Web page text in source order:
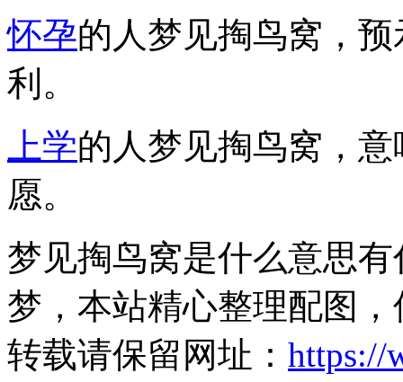
怀孕的人梦见掏鸟窝，
利。
上学的人梦见掏鸟窝，
愿。
梦见掏鸟窝是什么意思
梦，本站精心整理配图
转载请保留网址： https://